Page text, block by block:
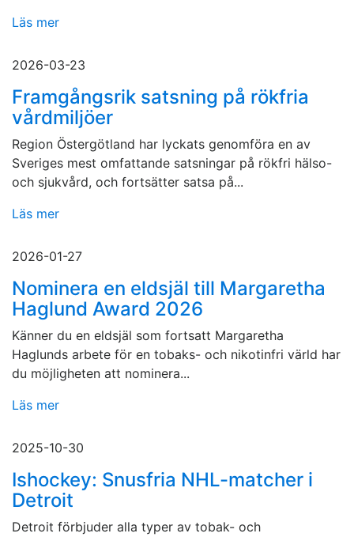
Läs mer
2026-03-23
Framgångsrik satsning på rökfria
vårdmiljöer
Region Östergötland har lyckats genomföra en av
Sveriges mest omfattande satsningar på rökfri hälso-
och sjukvård, och fortsätter satsa på...
Läs mer
2026-01-27
Nominera en eldsjäl till Margaretha
Haglund Award 2026
Känner du en eldsjäl som fortsatt Margaretha
Haglunds arbete för en tobaks- och nikotinfri värld har
du möjligheten att nominera...
Läs mer
2025-10-30
Ishockey: Snusfria NHL-matcher i
Detroit
Detroit förbjuder alla typer av tobak- och